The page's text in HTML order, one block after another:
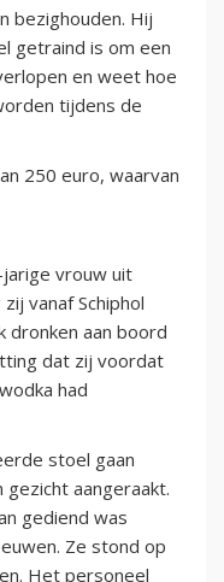
bezighouden. Hij
getraind is om een
en weet hoe
tijdens de
250 euro, waarvan
vrouw uit
vanaf Schiphol
dronken aan boord
dat zij voordat
had
stoel gaan
gezicht aangeraakt.
gediend was
Ze stond op
Het personeel